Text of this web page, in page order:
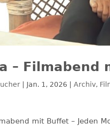
– Filmabend
| Jan. 1, 2026 Archiv,
mit Buffet – Jeden